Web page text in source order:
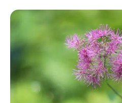
Bauerngarten,